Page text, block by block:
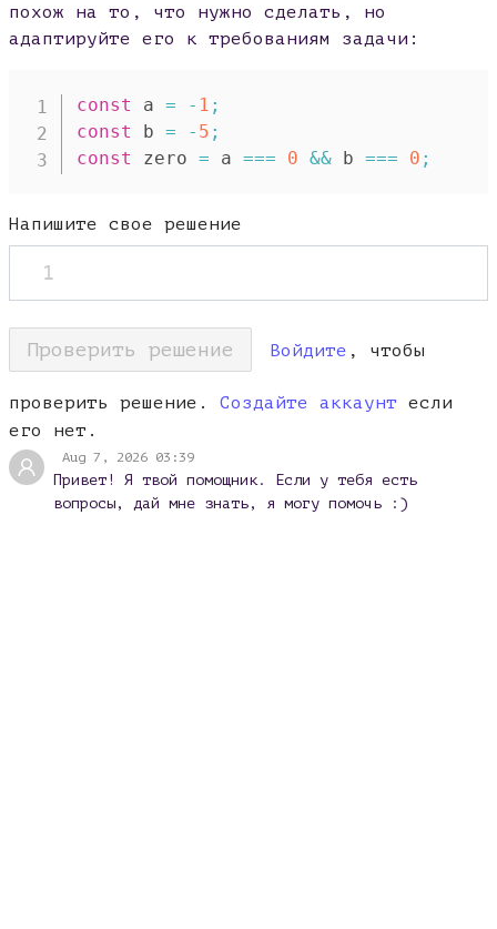
похож на то, что нужно сделать, но
адаптируйте его к требованиям задачи:
const a = - 1 ;
const b = - 5 ;
const zero = a === 0 && b === 0 ;
Напишите свое решение
1
Проверить решение Войдите , чтобы
проверить решение. Создайте аккаунт если
его нет.
Aug 7, 2026 03:39
Привет! Я твой помощник. Если у тебя есть
вопросы, дай мне знать, я могу помочь :)